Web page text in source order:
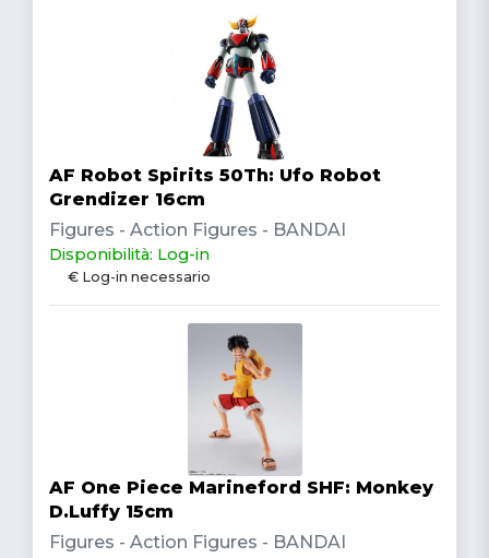
AF Robot Spirits 50Th: Ufo Robot
Grendizer 16cm
Figures - Action Figures - BANDAI
Disponibilità: Log-in
€ Log-in necessario
AF One Piece Marineford SHF: Monkey
D.Luffy 15cm
Figures - Action Figures - BANDAI